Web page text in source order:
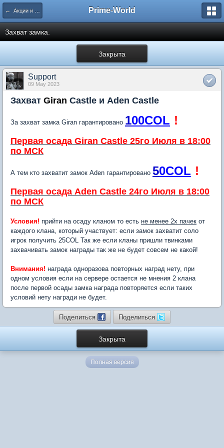
← Акции и Конкурсы Prime-World
Захват замка.
Закрыта
Support
09 May 2023
Захват Giran Castle и Aden Castle
За захват замка Giran гарантировано 100COL !
Первая осада Giran Castle 25го Июля в 18:00
по МСК
А тем кто захватит замок Aden гарантировано 50COL !
Первая осада Aden Castle 24го Июля в 18:00
по МСК
Условия! прийти на осаду кланом то есть не менее 2х пачек от
каждого клана, который участвует: если замок захватит соло
игрок получить 25COL Так же если кланы пришли твинками
захвачивать замок награды так же не будет совсем не какой!
Внимания! награда одноразова повторных наград нету, при
одном условия если на сервере остается не мнения 2 клана
после первой осады замка награда повторяется если таких
условий нету награди не будет.
Поделиться Поделиться
Закрыта
Полная версия